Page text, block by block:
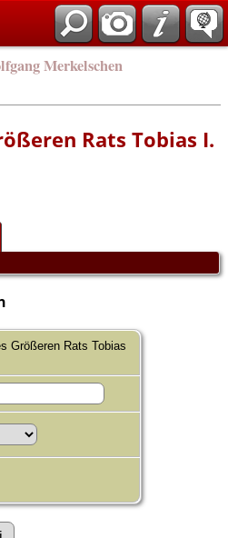
Merkelschen
Rats Tobias I.
Größeren Rats Tobias